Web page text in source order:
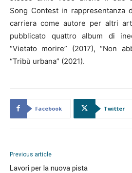
Song Contest in rappresentanza
carriera come autore per altri
pubblicato quattro album di
“Vietato morire” (2017), “Non
“Tribù urbana” (2021).
Facebook Twitter
Previous article
Lavori per la nuova pista